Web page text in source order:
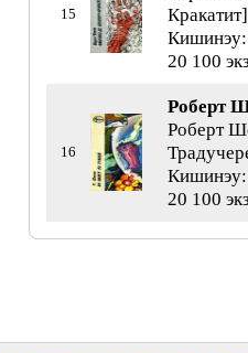
15
Кишинэу:
20 100
16
Роберт
Роберт
Кишинэу:
20 100